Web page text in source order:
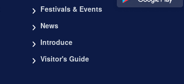
Festivals & Events
News
Introduce
Visitor's Guide